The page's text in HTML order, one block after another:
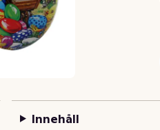
Innehåll